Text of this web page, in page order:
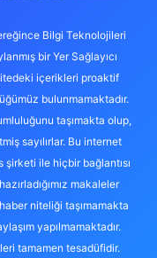
Bilgi Teknolojileri
bir Yer Sağlayıcı
içerikleri proaktif
bulunmamaktadır.
taşımakta olup,
sayılırlar. Bu internet
ile hiçbir bağlantısı
makaleler
niteliği taşımamakta
yapılmamaktadır.
tamamen tesadüfidir.